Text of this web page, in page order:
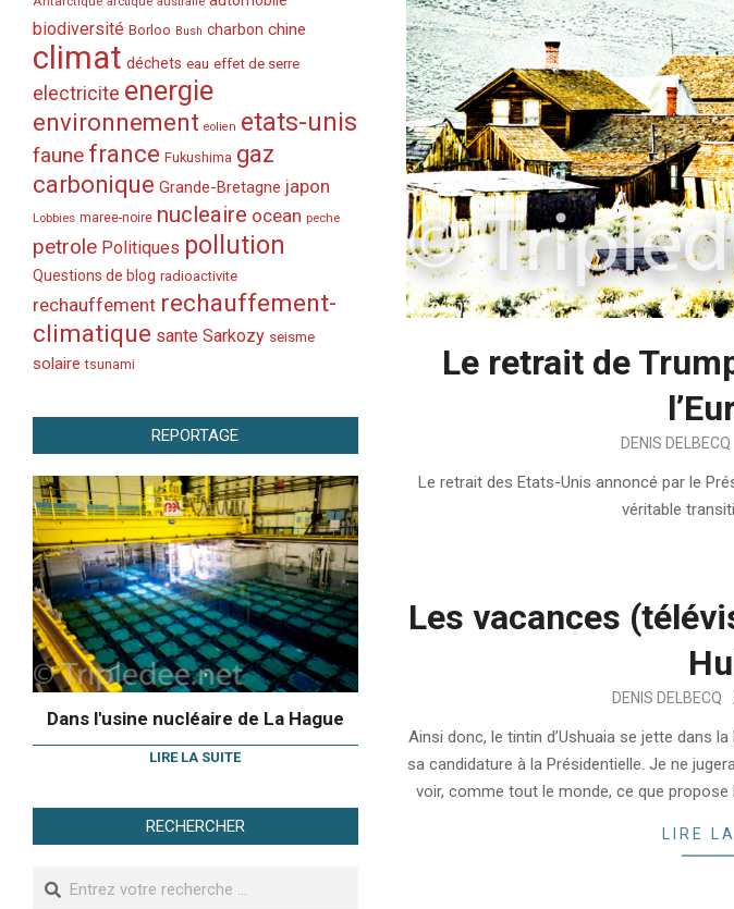
Le retrait de
DENIS DELBECQ
Le retrait des Etats-Unis annoncé par le
véritable
Les vacances
DENIS DELBECQ
Ainsi donc, le tintin d’Ushuaia se jette dans
sa candidature à la Présidentielle. Je ne
voir, comme tout le monde, ce que propose
LIRE
biodiversité Borloo Bush charbon chine
climat déchets eau effet de serre
electricite energie
environnement eolien etats-unis
faune france Fukushima gaz
carbonique Grande-Bretagne japon
Lobbies maree-noire nucleaire ocean peche
petrole Politiques pollution
Questions de blog radioactivite
rechauffement rechauffement-
climatique sante Sarkozy seisme
solaire tsunami
REPORTAGE
Dans l'usine nucléaire de La Hague
LIRE LA SUITE
RECHERCHER